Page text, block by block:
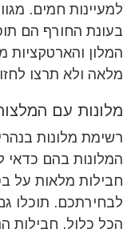
למעיינות חמים.
בעונת החורף הם
המלון והארטקציות
מלאה ולא תרצו
מלונות עם
רשימת מלונות
המלונות בהם כדאי
חבילות מלאות על
לבחירתכם. תוכלו
הכל כלול. חבילות